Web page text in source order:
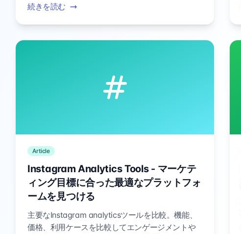
す。
続きを読む
Article
Instagram Analytics Tools - マーケテ
ィング目標に合った最適なプラットフォ
ームを見つける
主要なInstagram analyticsツールを比較。機能、
価格、利用ケースを比較してエンゲージメントや